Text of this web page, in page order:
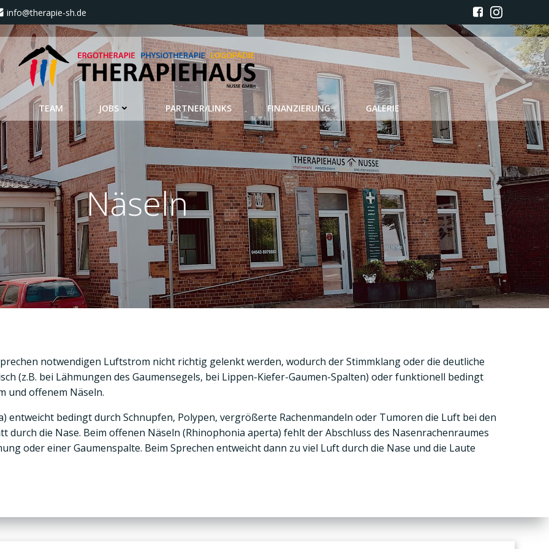
info@therapie-sh.de
TEAM JOBS PARTNER/LINKS FINANZIERUNG GALERIE
Näseln
notwendigen Luftstrom nicht richtig gelenkt werden, wodurch der Stimmklang oder die deutliche
(z.B. bei Lähmungen des Gaumensegels, bei Lippen-Kiefer-Gaumen-Spalten) oder funktionell bedingt
und offenem Näseln.
entweicht bedingt durch Schnupfen, Polypen, vergrößerte Rachenmandeln oder Tumoren die Luft bei den
durch die Nase. Beim offenen Näseln (Rhinophonia aperta) fehlt der Abschluss des Nasenrachenraumes
oder einer Gaumenspalte. Beim Sprechen entweicht dann zu viel Luft durch die Nase und die Laute